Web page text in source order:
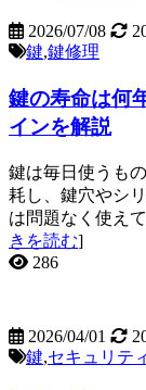
2026/07/08
鍵,鍵修理
鍵の寿命は何
インを解説
鍵は毎日使うも
耗し、鍵穴やシ
は問題なく使え
きを読む]
286
2026/04/01
鍵,セキュリテ